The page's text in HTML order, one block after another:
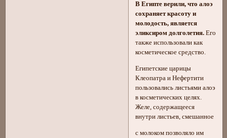
В Египте верили, что алоэ
сохраняет красоту и
молодость, является
эликсиром долголетия. Его
также использовали как
косметическое средство.
Египетские царицы
Клеопатра и Нефертити
пользовались листьями алоэ
в косметических целях.
Желе, содержащееся
внутри листьев, смешанное
с молоком позволяло им